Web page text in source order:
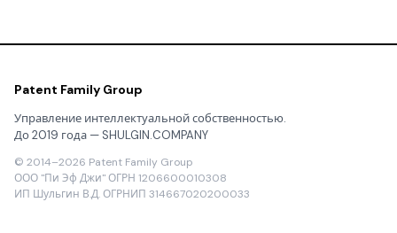
Patent Family Group
Управление интеллектуальной собственностью.
До 2019 года — SHULGIN.COMPANY
© 2014–2026 Patent Family Group
ООО "Пи Эф Джи" ОГРН 1206600010308
ИП Шульгин В.Д. ОГРНИП 314667020200033